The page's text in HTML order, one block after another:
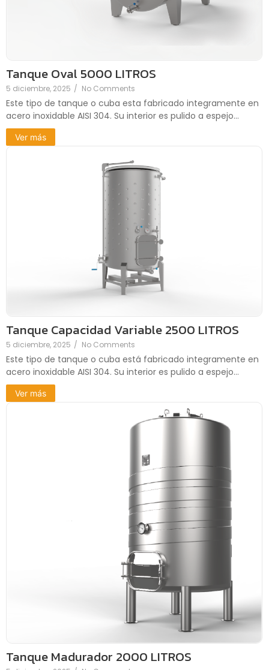
Tanque Oval 5000 LITROS
5 diciembre, 2025 / No Comments
Este tipo de tanque o cuba esta fabricado integramente en
acero inoxidable AISI 304. Su interior es pulido a espejo...
Ver más
Tanque Capacidad Variable 2500 LITROS
5 diciembre, 2025 / No Comments
Este tipo de tanque o cuba está fabricado integramente en
acero inoxidable AISI 304. Su interior es pulido a espejo...
Ver más
Tanque Madurador 2000 LITROS